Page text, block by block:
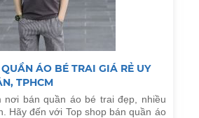
ÁO BÉ TRAI GIÁ RẺ UY
TPHCM
nơi bán quần áo bé trai đẹp, nhiều
Hãy đến với Top shop bán quần áo